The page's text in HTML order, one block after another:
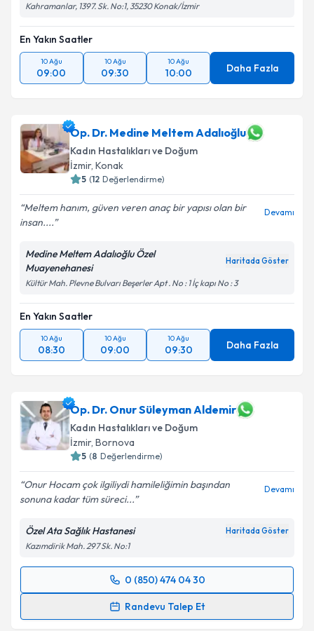
Kahramanlar, 1397. Sk. No:1, 35230 Konak/İzmir
En Yakın Saatler
10 Ağu
09:00
10 Ağu
09:30
10 Ağu
10:00 Daha Fazla
Op. Dr. Medine Meltem Adalıoğlu
Kadın Hastalıkları ve Doğum
İzmir, Konak
5 (12 Değerlendirme)
Meltem hanım, güven veren anaç bir yapısı olan bir
insan....
Devamı
Medine Meltem Adalıoğlu Özel
Muayenehanesi
Haritada Göster
Kültür Mah. Plevne Bulvarı Beşerler Apt . No : 1 İç kapı No : 3
En Yakın Saatler
10 Ağu
08:30
10 Ağu
09:00
10 Ağu
09:30 Daha Fazla
Op. Dr. Onur Süleyman Aldemir
Kadın Hastalıkları ve Doğum
İzmir, Bornova
5 (8 Değerlendirme)
Onur Hocam çok ilgiliydi hamileliğimin başından
sonuna kadar tüm süreci...
Devamı
Özel Ata Sağlık Hastanesi Haritada Göster
Kazımdirik Mah. 297 Sk. No:1
0 (850) 474 04 30
Randevu Talep Et
Randevu Takvimi Talebi